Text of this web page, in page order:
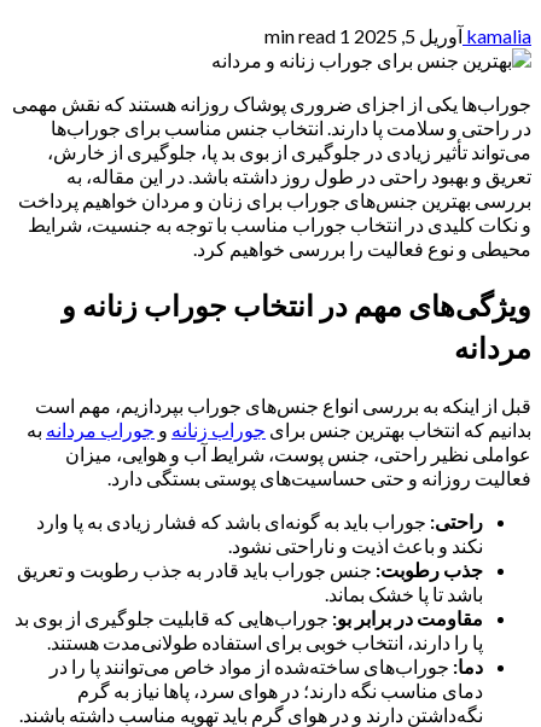
kamalia آوریل 5, 2025 1 min read
جوراب‌ها یکی از اجزای ضروری پوشاک روزانه هستند که نقش مهمی
در راحتی و سلامت پا دارند. انتخاب جنس مناسب برای جوراب‌ها
می‌تواند تأثیر زیادی در جلوگیری از بوی بد پا، جلوگیری از خارش،
تعریق و بهبود راحتی در طول روز داشته باشد. در این مقاله، به
بررسی بهترین جنس‌های جوراب برای زنان و مردان خواهیم پرداخت
و نکات کلیدی در انتخاب جوراب مناسب با توجه به جنسیت، شرایط
محیطی و نوع فعالیت را بررسی خواهیم کرد.
ویژگی‌های مهم در انتخاب جوراب زنانه و
مردانه
قبل از اینکه به بررسی انواع جنس‌های جوراب بپردازیم، مهم است
بدانیم که انتخاب بهترین جنس برای جوراب زنانه و جوراب مردانه به
عواملی نظیر راحتی، جنس پوست، شرایط آب و هوایی، میزان
فعالیت روزانه و حتی حساسیت‌های پوستی بستگی دارد.
راحتی: جوراب باید به گونه‌ای باشد که فشار زیادی به پا وارد
نکند و باعث اذیت و ناراحتی نشود.
جذب رطوبت: جنس جوراب باید قادر به جذب رطوبت و تعریق
باشد تا پا خشک بماند.
مقاومت در برابر بو: جوراب‌هایی که قابلیت جلوگیری از بوی بد
پا را دارند، انتخاب خوبی برای استفاده طولانی‌مدت هستند.
دما: جوراب‌های ساخته‌شده از مواد خاص می‌توانند پا را در
دمای مناسب نگه دارند؛ در هوای سرد، پاها نیاز به گرم
نگه‌داشتن دارند و در هوای گرم باید تهویه مناسب داشته باشند.